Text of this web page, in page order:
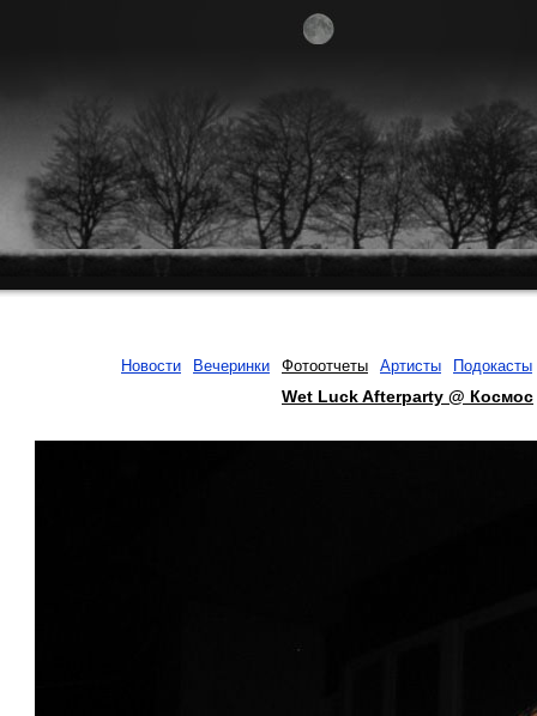
Новости Вечеринки Фотоотчеты Артисты Подокасты
Wet Luck Afterparty @ Космос